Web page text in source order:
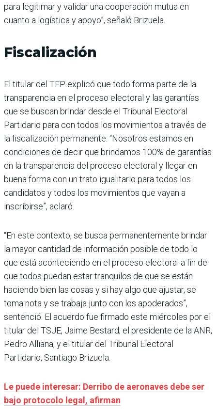
para legitimar y validar una cooperación mutua en
cuanto a logística y apoyo”, señaló Brizuela.
Fiscalización
El titular del TEP explicó que todo forma parte de la
transparencia en el proceso electoral y las garantías
que se buscan brindar desde el Tribunal Electoral
Partidario para con todos los movimientos a través de
la fiscalización permanente. “Nosotros estamos en
condiciones de decir que brindamos 100% de garantías
en la transparencia del proceso electoral y llegar en
buena forma con un trato igualitario para todos los
candidatos y todos los movimientos que vayan a
inscribirse”, aclaró.
“En este contexto, se busca permanentemente brindar
la mayor cantidad de información posible de todo lo
que está aconteciendo en el proceso electoral a fin de
que todos puedan estar tranquilos de que se están
haciendo bien las cosas y si hay algo que ajustar, se
toma nota y se trabaja junto con los apoderados”,
sentenció. El acuerdo fue firmado este miércoles por el
titular del TSJE, Jaime Bestard; el presidente de la ANR,
Pedro Alliana, y el titular del Tribunal Electoral
Partidario, Santiago Brizuela.
Le puede interesar: Derribo de aeronaves debe ser
bajo protocolo legal, afirman